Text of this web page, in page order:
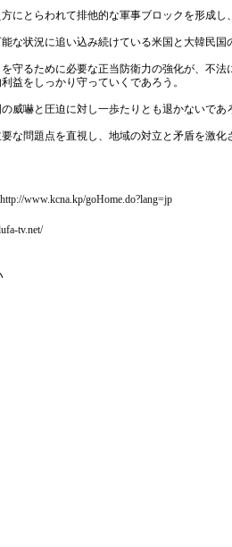
にとらわれて排他的な軍事ブロックを形成
な状況に追い込み続けている米国と大韓民
守るために必要な正当防衛力の強化が、不
益をしっかり守っていくであろう。
威嚇と圧迫に対し一歩たりとも退かないであ
な問題点を直視し、地域の対立と矛盾を激
www.kcna.kp/goHome.do?lang=jp
tv.net/